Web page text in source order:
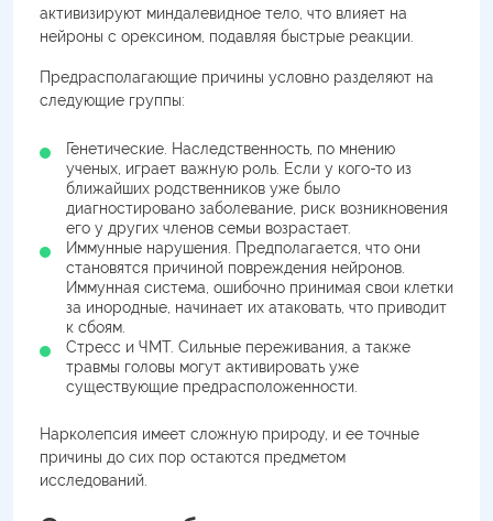
активизируют миндалевидное тело, что влияет на
нейроны с орексином, подавляя быстрые реакции.
Предрасполагающие причины условно разделяют на
следующие группы:
Генетические. Наследственность, по мнению
ученых, играет важную роль. Если у кого-то из
ближайших родственников уже было
диагностировано заболевание, риск возникновения
его у других членов семьи возрастает.
Иммунные нарушения. Предполагается, что они
становятся причиной повреждения нейронов.
Иммунная система, ошибочно принимая свои клетки
за инородные, начинает их атаковать, что приводит
к сбоям.
Стресс и ЧМТ. Сильные переживания, а также
травмы головы могут активировать уже
существующие предрасположенности.
Нарколепсия имеет сложную природу, и ее точные
причины до сих пор остаются предметом
исследований.